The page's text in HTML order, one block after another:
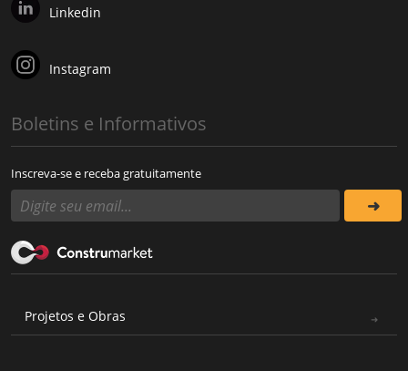
Linkedin
Instagram
Boletins e Informativos
Inscreva-se e receba gratuitamente
Projetos e Obras